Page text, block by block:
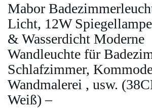
Mabor
Licht, 12W
& Wasserdicht Moderne
Wandleuchte für
Schlafzimmer,
Wandmalerei , usw.
Weiß) –